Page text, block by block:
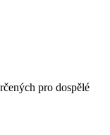
pro dospělé